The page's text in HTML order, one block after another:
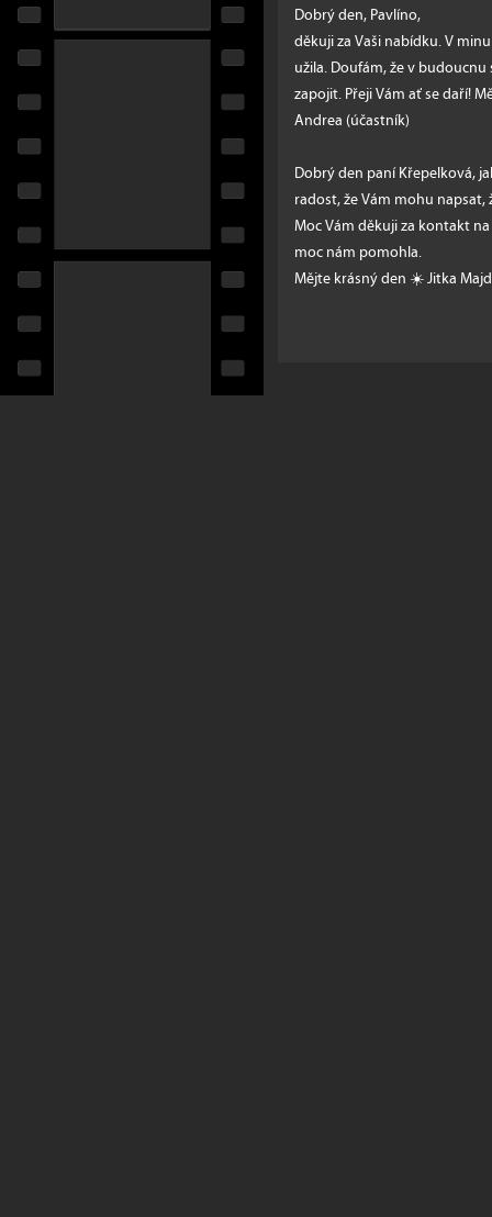
Dobrý den, Pavlíno,
děkuji za Vaši nabídku. V
užila. Doufám, že v
zapojit. Přeji Vám ať se daří!
Andrea (účastník)
Dobrý den paní Křepelková,
radost, že Vám mohu
Moc Vám děkuji za kontakt
moc nám pomohla.
Mějte krásný den ☀️ Jitka